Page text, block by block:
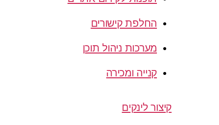
החלפת קישורים
מערכות ניהול תוכן
קנייה ומכירה
קיצור לינקים